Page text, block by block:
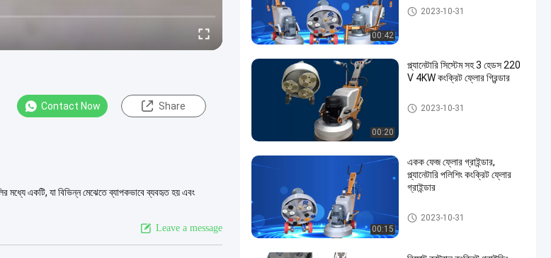
Contact Now Share
একটি, যা বিভিন্ন মেঝেতে ব্যাপকভাবে ব্যবহৃত হয় এবং
Leave a message
00:42
কংক্রিট মেঝে পেষকদন্ত
2023-10-31
00:20
প্ল্যানেটারি সিস্টেম সহ 3 হেডস 220
V 4KW কংক্রিট ফ্লোর গ্রিন্ডার
কংক্রিট মেঝে পেষকদন্ত
2023-10-31
00:15
একক ফেজ ফ্লোর গ্রাইন্ডার,
প্ল্যানেটারি পলিশিং কংক্রিট ফ্লোর
গ্রাইন্ডার
কংক্রিট মেঝে পেষকদন্ত
2023-10-31